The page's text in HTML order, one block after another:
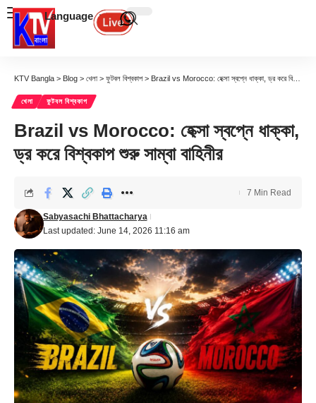
Language
KTV Bangla > Blog > খেলা > ফুটবল বিশ্বকাপ> Brazil vs Morocco: হেক্সা স্বপ্নে ধাক্কা, ড্র করে বিশ্বকাপ শুরু সাম্বা বাহিনীর
খেলা ফুটবল বিশ্বকাপ
Brazil vs Morocco: হেক্সা স্বপ্নে ধাক্কা,
ড্র করে বিশ্বকাপ শুরু সাম্বা বাহিনীর
Last updated: June 14, 2026 11:16 am
Sabyasachi Bhattacharya
7 Min Read